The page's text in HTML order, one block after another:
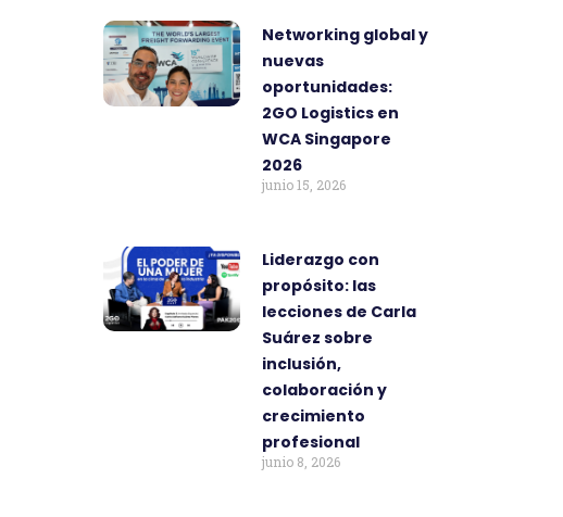
Networking global y
nuevas
oportunidades:
2GO Logistics en
WCA Singapore
2026
junio 15, 2026
Liderazgo con
propósito: las
lecciones de Carla
Suárez sobre
inclusión,
colaboración y
crecimiento
profesional
junio 8, 2026